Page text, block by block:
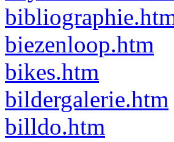
biezenloop.htm
bikes.htm
bildergalerie.htm
billdo.htm